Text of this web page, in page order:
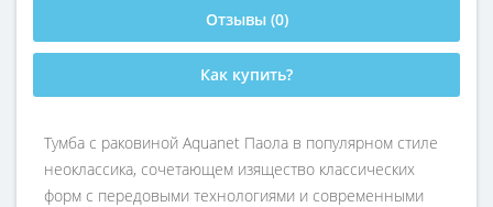
Отзывы (0)
Как купить?
Тумба c раковиной Aquanet Паола в популярном стиле
неоклассика, сочетающем изящество классических
форм с передовыми технологиями и современными